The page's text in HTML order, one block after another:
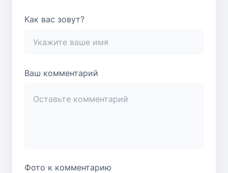
Как вас зовут?
Ваш комментарий
Фото к комментарию